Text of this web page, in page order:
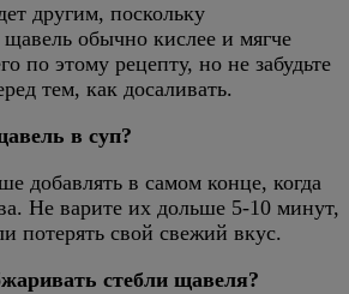
другим, поскольку
обычно кислее и мягче
по этому рецепту, но не забудьте
тем, как досаливать.
в суп?
добавлять в самом конце, когда
Не варите их дольше 5-10 минут,
потерять свой свежий вкус.
стебли щавеля?